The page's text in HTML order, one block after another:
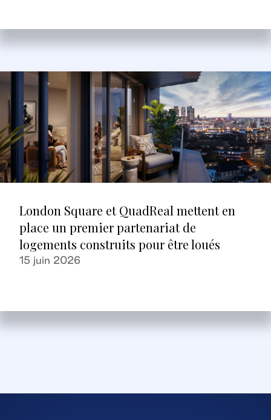
London Square et QuadReal mettent en
place un premier partenariat de
logements construits pour être loués
15 juin 2026